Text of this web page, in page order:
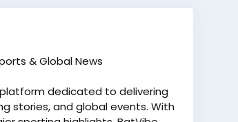
& Global News
dedicated to delivering
stories, and global events. With